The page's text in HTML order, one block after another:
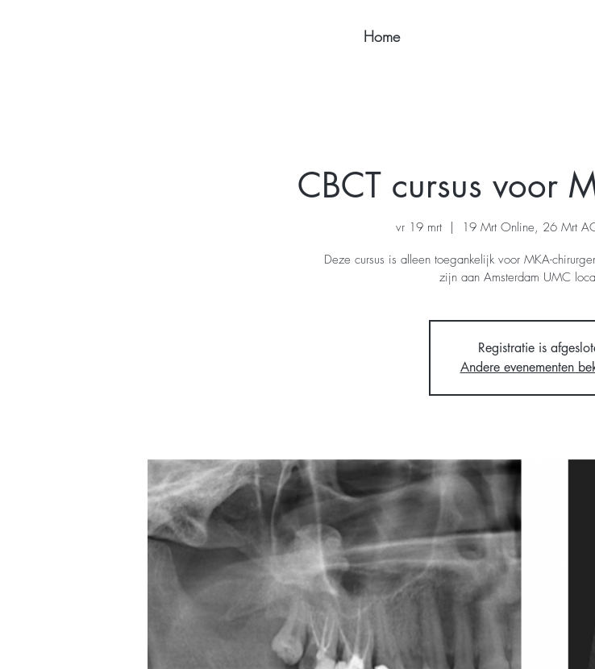
Home
CBCT cursus voor
vr 19 mrt
  |
19 Mrt Online, 26 Mrt
Deze cursus is alleen toegankelijk voor MKA-
zijn aan Amsterdam UMC
Registratie is
Andere evenementen